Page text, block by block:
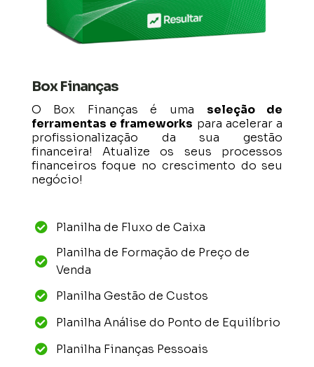
Box Finanças
O Box Finanças é uma seleção de
ferramentas e frameworks para acelerar a
profissionalização da sua gestão
financeira! Atualize os seus processos
financeiros foque no crescimento do seu
negócio!
 Planilha de Fluxo de Caixa

Planilha de Formação de Preço de
Venda
 Planilha Gestão de Custos
 Planilha Análise do Ponto de Equilíbrio
 Planilha Finanças Pessoais